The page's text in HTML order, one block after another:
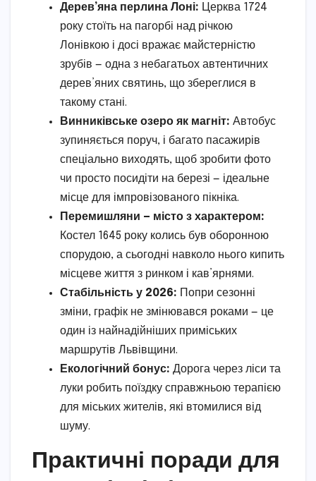
Дерев’яна перлина Лоні: Церква 1724
року стоїть на пагорбі над річкою
Лонівкою і досі вражає майстерністю
зрубів — одна з небагатьох автентичних
дерев’яних святинь, що збереглися в
такому стані.
Винниківське озеро як магніт: Автобус
зупиняється поруч, і багато пасажирів
спеціально виходять, щоб зробити фото
чи просто посидіти на березі — ідеальне
місце для імпровізованого пікніка.
Перемишляни — місто з характером:
Костел 1645 року колись був оборонною
спорудою, а сьогодні навколо нього кипить
місцеве життя з ринком і кав’ярнями.
Стабільність у 2026: Попри сезонні
зміни, графік не змінювався роками — це
один із найнадійніших приміських
маршрутів Львівщини.
Екологічний бонус: Дорога через ліси та
луки робить поїздку справжньою терапією
для міських жителів, які втомилися від
шуму.
Практичні поради для